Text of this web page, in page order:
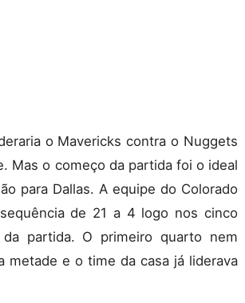
o Mavericks contra o Nuggets
Mas o começo da partida foi o ideal
para Dallas. A equipe do Colorado
de 21 a 4 logo nos cinco
partida. O primeiro quarto nem
metade e o time da casa já liderava